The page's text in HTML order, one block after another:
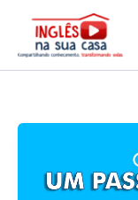
conteúdo